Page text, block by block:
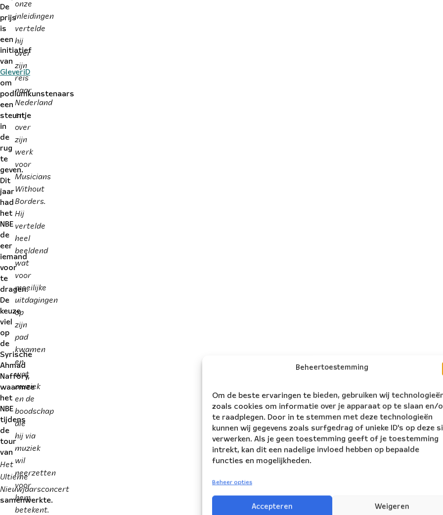
Beheertoestemming
Om de beste ervaringen te bieden, gebruiken wij
zoals cookies om informatie over je apparaat op te slaan en/
te raadplegen. Door in te stemmen met deze technologieën
kunnen wij gegevens zoals surfgedrag of unieke ID's op deze
verwerken. Als je geen toestemming geeft of je toestemming
intrekt, kan dit een nadelige invloed hebben op bepaalde
functies en mogelijkheden.
Beheer opties
Accepteren Weigeren
De
prijs
is
een
initiatief
van
GleveriD
om
podiumkunstenaars
een
steuntje
in
de
rug
te
geven.
Dit
jaar
had
het
NBE
de
eer
iemand
voor
te
dragen.
De
keuze
viel
op
de
Syrische
Ahmad
Naffory,
waarmee
het
NBE
tijdens
de
tour
van
Het
Ultieme
Nieuwjaarsconcert
samenwerkte.
onze
inleidingen
vertelde
hij
over
zijn
reis
naar
Nederland
en
over
zijn
werk
voor
Musicians
Without
Borders.
Hij
vertelde
heel
beeldend
wat
voor
moeilijke
uitdagingen
op
zijn
pad
kwamen
en
wat
muziek
en de
boodschap
die
hij via
muziek
wil
neerzetten
voor
hem
betekent.